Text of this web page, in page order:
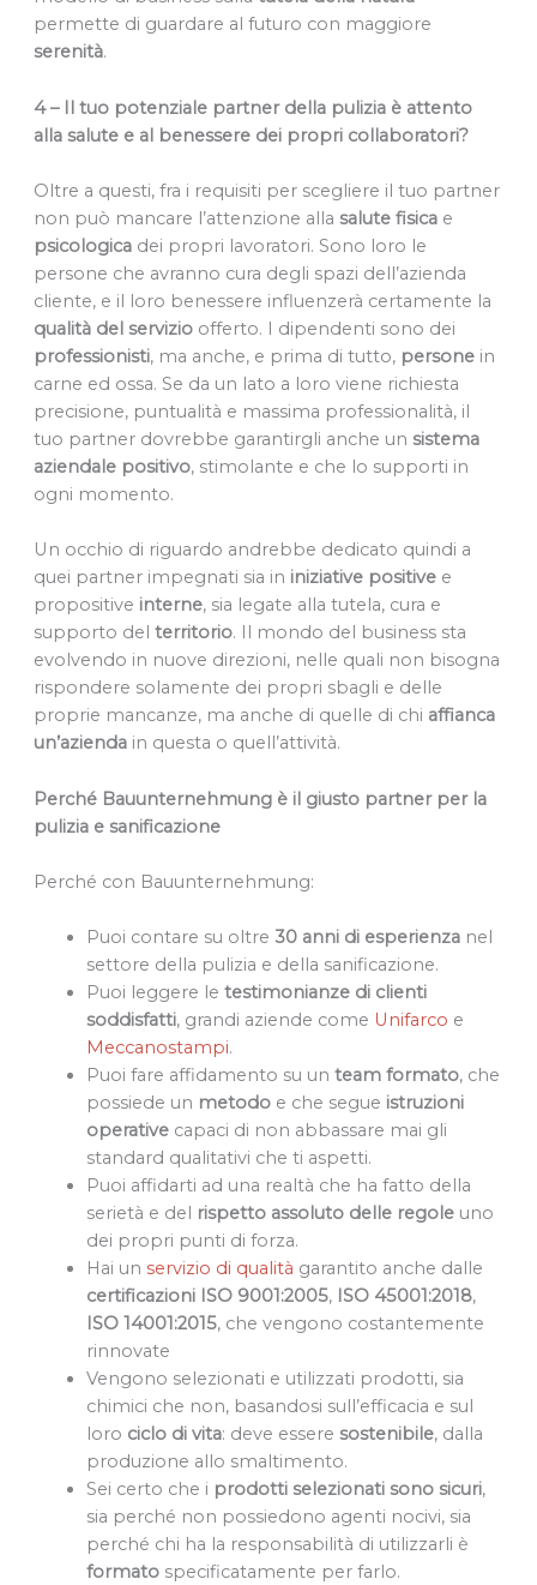
permette di guardare al futuro con maggiore
serenità.
4 – Il tuo potenziale partner della pulizia è attento
alla salute e al benessere dei propri collaboratori?
Oltre a questi, fra i requisiti per scegliere il tuo partner
non può mancare l’attenzione alla salute fisicae
psicologicadei propri lavoratori. Sono loro le
persone che avranno cura degli spazi dell’azienda
cliente, e il loro benessere influenzerà certamente la
qualità del servizioofferto. I dipendenti sono dei
professionisti, ma anche, e prima di tutto, personein
carne ed ossa. Se da un lato a loro viene richiesta
precisione, puntualità e massima professionalità, il
tuo partner dovrebbe garantirgli anche un sistema
aziendale positivo, stimolante e che lo supporti in
ogni momento.
Un occhio di riguardo andrebbe dedicato quindi a
quei partner impegnati sia in iniziative positivee
propositive interne, sia legate alla tutela, cura e
supporto del territorio. Il mondo del business sta
evolvendo in nuove direzioni, nelle quali non bisogna
rispondere solamente dei propri sbagli e delle
proprie mancanze, ma anche di quelle di chi affianca
un’aziendain questa o quell’attività.
Perché Bauunternehmung è il giusto partner per la
pulizia e sanificazione
Perché con Bauunternehmung:
Puoi contare su oltre 30 anni di esperienzanel
settore della pulizia e della sanificazione.
Puoi leggere le testimonianze di clienti
soddisfatti, grandi aziende come Unifarco e
Meccanostampi.
Puoi fare affidamento su un team formato, che
possiede un metodoe che segue istruzioni
operativecapaci di non abbassare mai gli
standard qualitativi che ti aspetti.
Puoi affidarti ad una realtà che ha fatto della
serietà e del rispetto assoluto delle regoleuno
dei propri punti di forza.
Hai un servizio di qualità garantito anche dalle
certificazioni ISO 9001:2005, ISO 45001:2018,
ISO 14001:2015, che vengono costantemente
rinnovate
Vengono selezionati e utilizzati prodotti, sia
chimici che non, basandosi sull’efficacia e sul
loro ciclo di vita: deve essere sostenibile, dalla
produzione allo smaltimento.
Sei certo che i prodotti selezionati sono sicuri,
sia perché non possiedono agenti nocivi, sia
perché chi ha la responsabilità di utilizzarli è
formatospecificatamente per farlo.